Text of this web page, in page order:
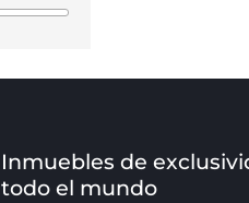
Inmuebles de
todo el mundo